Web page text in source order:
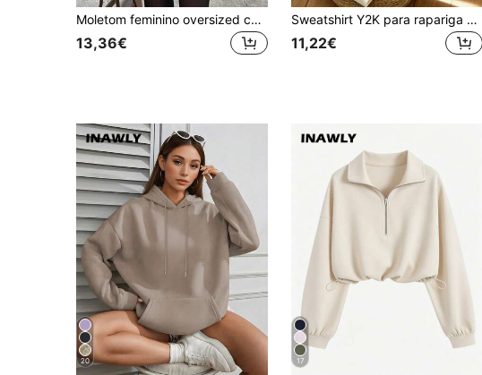
Moletom feminino oversized casual de manga comprida com gola redonda e estampa de urso da Califórnia para a primavera.
13,36€
Sweatshirt Y2K para rapariga com estampado de gato fofo, para mulher, casual, com bolso canguru, estampado de pata de desenho animado, top de estudante para outono
11,22€
20 17